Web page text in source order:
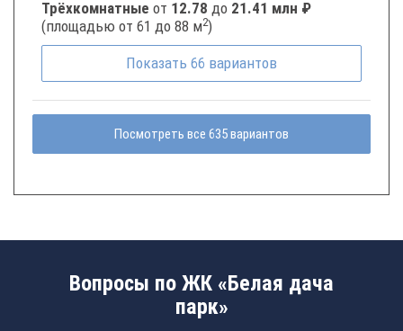
Трёхкомнатные от 12.78 до 21.41 млн ₽
(площадью от 61 до 88 м2)
Показать 66 вариантов
Посмотреть все 635 вариантов
Вопросы по ЖК «Белая дача
парк»